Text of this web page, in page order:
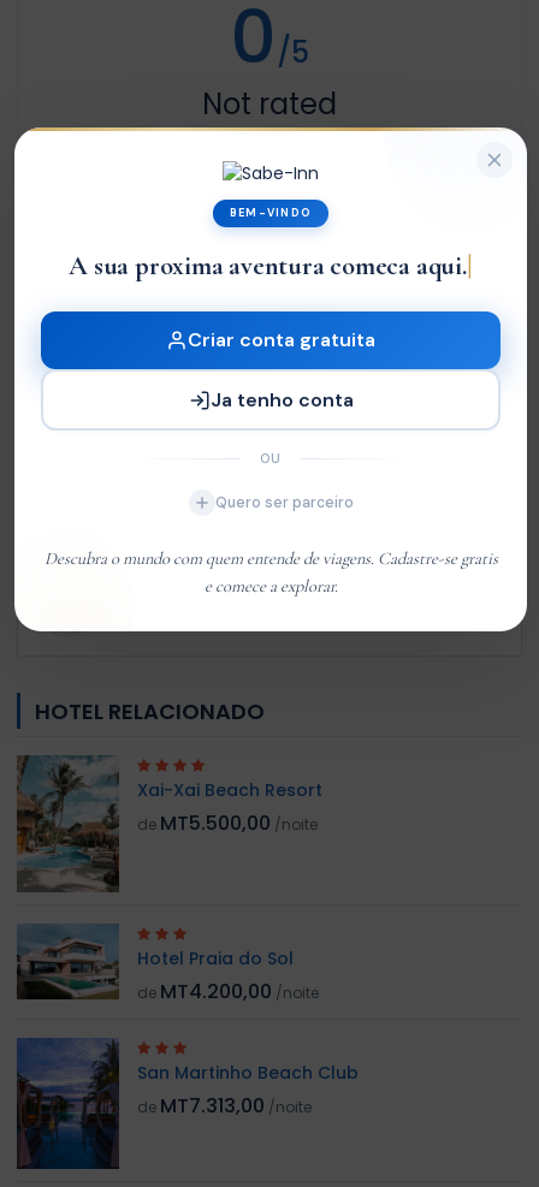
0/5
Not rated
Média
Terrível
0
to write review
Customer 01
HOTEL RELACIONADO
Xai-Xai Beach Resort
de MT5.500,00 /noite
Hotel Praia do Sol
de MT4.200,00 /noite
San Martinho Beach Club
de MT7.313,00 /noite
BEM-VINDO
A sua proxima aventura comeca aqui.
Criar conta gratuita
Ja tenho conta
OU
Quero ser parceiro
Descubra o mundo com quem entende de viagens. Cadastre-se gratis
e comece a explorar.